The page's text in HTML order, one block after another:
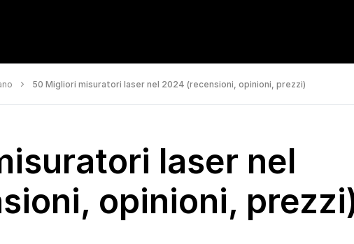
50 Migliori misuratori laser nel 2024 (recensioni, opinioni, prezzi)
laser nel
opinioni,